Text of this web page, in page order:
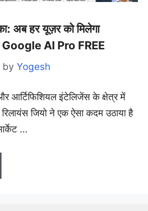
अब हर यूज़र को मिलेगा
AI Pro FREE
by Yogesh
आर्टिफिशियल इंटेलिजेंस के क्षेत्र में
जियो ने एक ऐसा कदम उठाया है
…